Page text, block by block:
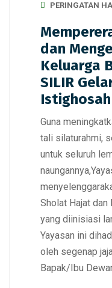
PERINGATAN
dan
Keluarga
SILIR
Guna
tali silaturahmi,
untuk seluruh
Sholat Hajat
yang diinisiasi
Yayasan ini
oleh segenap
Bapak/Ibu